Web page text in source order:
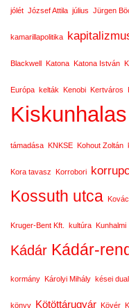
jólét József Attila július Jürgen
kamarillapolitika
Blackwell Katona Katona István
Európa kelták Kenobi Kertváros
Kiskunhalas
támadása KNKSE Kohout Zoltán
Kora tavasz Korrobori
Kossuth utca
Kruger-Bent Kft. kultúra Kunhalmi
Kádár Kádár-
kormány Károlyi Mihály kései
könyv Kötöttárugyár Kövér